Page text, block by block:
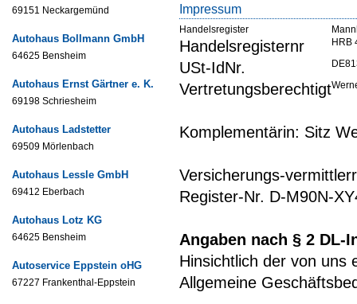
69151 Neckargemünd
Autohaus Bollmann GmbH
64625 Bensheim
Autohaus Ernst Gärtner e. K.
69198 Schriesheim
Autohaus Ladstetter
69509 Mörlenbach
Autohaus Lessle GmbH
69412 Eberbach
Autohaus Lotz KG
64625 Bensheim
Autoservice Eppstein oHG
67227 Frankenthal-Eppstein
Impressum
Handelsregister
Handelsregisternr HRB
USt-IdNr.
Vertretungsberechtigt
Komplementärin: Sitz
Versicherungs-
Register-Nr. D-M90N-
Angaben nach § 2 DL-
Hinsichtlich der von uns
Allgemeine